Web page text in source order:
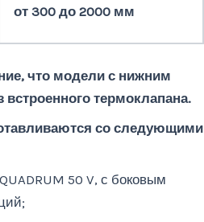
от 300 до 2000 мм
что модели с нижним
термоклапана.
со следующими
50 V, с боковым